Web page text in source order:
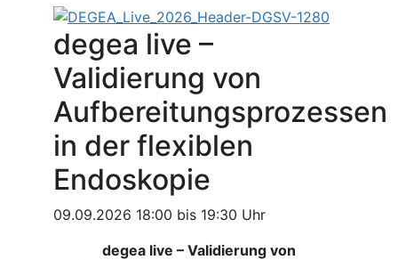
degea live –
Validierung von
Aufbereitungsprozessen
in der flexiblen
Endoskopie
09.09.2026 18:00 bis 19:30 Uhr
degea live – Validierung von